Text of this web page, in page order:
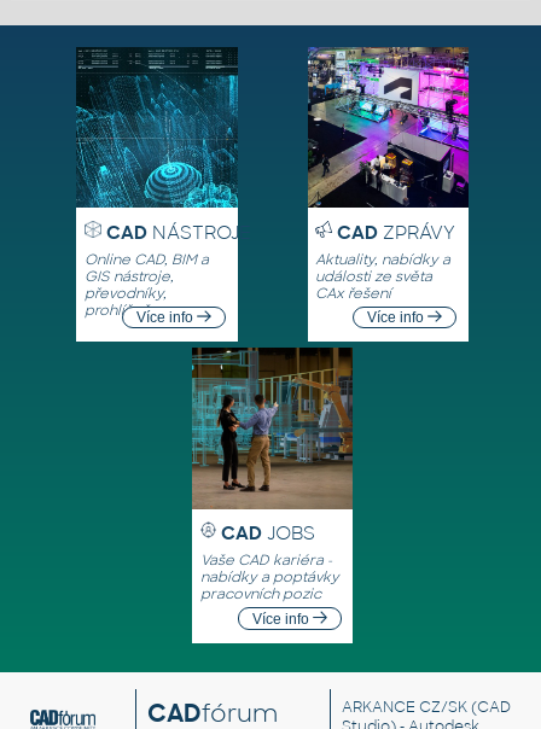
CADNÁSTROJE
Online CAD, BIM a
GIS nástroje,
převodníky,
prohlížečeVíce info
CADZPRÁVY
Aktuality, nabídky a
události ze světa
CAx řešení
Více info
CAD JOBS
Vaše CAD kariéra -
nabídky a poptávky
pracovních pozic
Více info
CADfórum ARKANCE CZ/SK(CAD